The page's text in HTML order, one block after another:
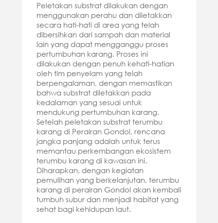
Peletakan substrat dilakukan dengan
menggunakan perahu dan diletakkan
secara hati-hati di area yang telah
dibersihkan dari sampah dan material
lain yang dapat mengganggu proses
pertumbuhan karang. Proses ini
dilakukan dengan penuh kehati-hatian
oleh tim penyelam yang telah
berpengalaman, dengan memastikan
bahwa substrat diletakkan pada
kedalaman yang sesuai untuk
mendukung pertumbuhan karang.
Setelah peletakan substrat terumbu
karang di Perairan Gondol, rencana
jangka panjang adalah untuk terus
memantau perkembangan ekosistem
terumbu karang di kawasan ini.
Diharapkan, dengan kegiatan
pemulihan yang berkelanjutan, terumbu
karang di perairan Gondol akan kembali
tumbuh subur dan menjadi habitat yang
sehat bagi kehidupan laut.